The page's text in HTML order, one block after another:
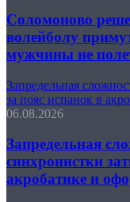
Соломоново
волейболу
мужчины не
Запредельная
за пояс испанок в
06.08.2026
Запредельная
синхронистки
акробатике и